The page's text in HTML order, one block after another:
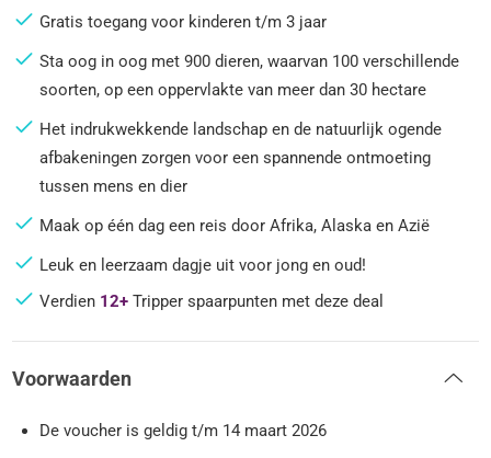
Gratis toegang voor kinderen t/m 3 jaar
Sta oog in oog met 900 dieren, waarvan 100 verschillende
soorten, op een oppervlakte van meer dan 30 hectare
Het indrukwekkende landschap en de natuurlijk ogende
afbakeningen zorgen voor een spannende ontmoeting
tussen mens en dier
Maak op één dag een reis door Afrika, Alaska en Azië
Leuk en leerzaam dagje uit voor jong en oud!
Verdien 12+ Tripper spaarpunten met deze deal
Voorwaarden
De voucher is geldig t/m 14 maart 2026